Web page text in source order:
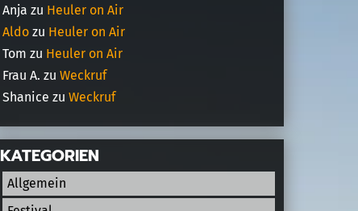
Anja zu Heuler on Air
Aldo zu Heuler on Air
Tom zu Heuler on Air
Frau A. zu Weckruf
Shanice zu Weckruf
KATEGORIEN
Allgemein